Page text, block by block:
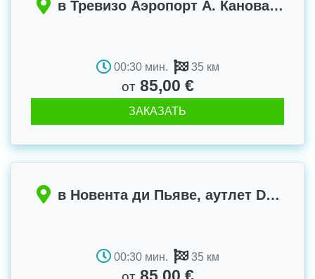
в Тревизо Аэропорт А. Канова (TSF)
00:30 мин. 35 км
от 85,00 €
ЗАКАЗАТЬ
в Новента ди Пьяве, аутлет Designer Outlet McArhur Glen
00:30 мин. 35 км
85,00 €